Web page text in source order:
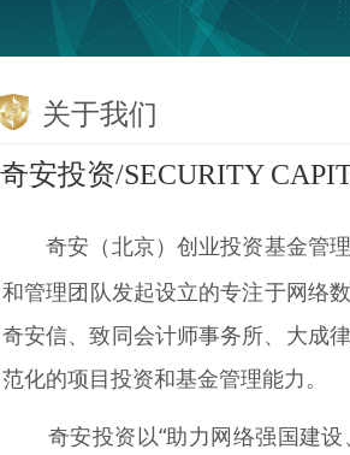
奇安投资/SECURITY
关于我们
奇安（北京）创业投资基金管
和管理团队发起设立的专注于网络
奇安信、致同会计师事务所、大成
范化的项目投资和基金管理能力。
奇安投资以“助力网络强国建设